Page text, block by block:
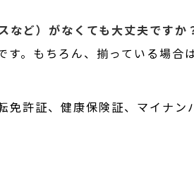
など）がなくても大丈夫ですか
。もちろん、揃っている場合
免許証、健康保険証、マイナ